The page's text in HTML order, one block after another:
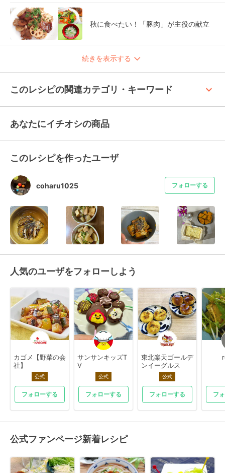
秋に食べたい！「豚肉」が主役の献立
続きを表示する
このレシピの関連カテゴリ・キーワード keyboard_arrow_up
あなたにイチオシの商品
このレシピを作ったユーザ
coharu1025 フォローする
人気のユーザをフォローしよう
カゴメ【野菜の会
社】
公式
フォローする
サンサンキッズT
V
公式
フォローする
東北楽天ゴールデ
ンイーグルス
公式
フォローする フ
公式ファンページ新着レシピ